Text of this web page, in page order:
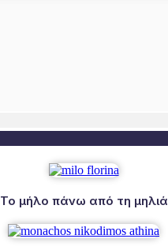
Το μήλο πάνω από τη μηλιά